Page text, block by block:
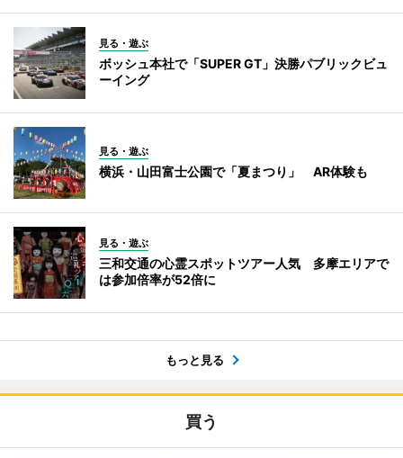
見る・遊ぶ
ボッシュ本社で「SUPER GT」決勝パブリックビュ
ーイング
見る・遊ぶ
横浜・山田富士公園で「夏まつり」 AR体験も
見る・遊ぶ
三和交通の心霊スポットツアー人気 多摩エリアで
は参加倍率が52倍に
もっと見る
買う